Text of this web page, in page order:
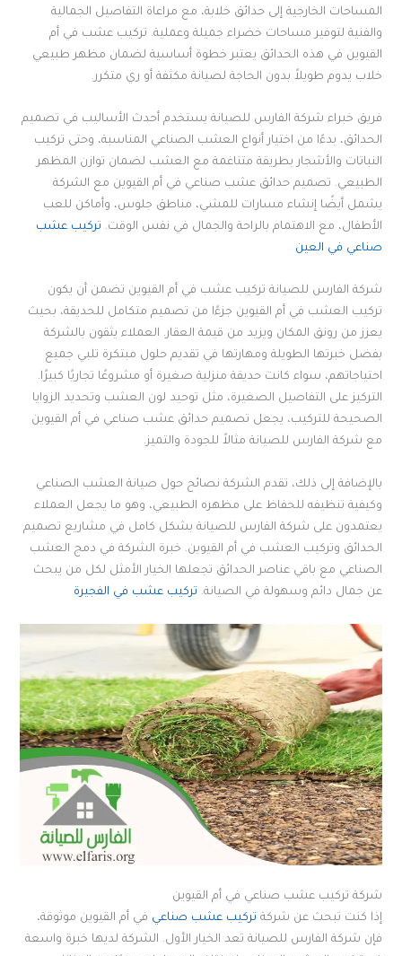
المساحات الخارجية إلى حدائق خلابة، مع مراعاة التفاصيل الجمالية
والفنية لتوفير مساحات خضراء جميلة وعملية. تركيب عشب في أم
القيوين في هذه الحدائق يعتبر خطوة أساسية لضمان مظهر طبيعي
خلاب يدوم طويلاً بدون الحاجة لصيانة مكثفة أو ري متكرر.
فريق خبراء شركة الفارس للصيانة يستخدم أحدث الأساليب في تصميم
الحدائق، بدءًا من اختيار أنواع العشب الصناعي المناسبة، وحتى تركيب
النباتات والأشجار بطريقة متناغمة مع العشب لضمان توازن المظهر
الطبيعي. تصميم حدائق عشب صناعي في أم القيوين مع الشركة
يشمل أيضًا إنشاء مسارات للمشي، مناطق جلوس، وأماكن للعب
الأطفال، مع الاهتمام بالراحة والجمال في نفس الوقت. تركيب عشب
صناعي في العين
شركة الفارس للصيانة تركيب عشب في أم القيوين تضمن أن يكون
تركيب العشب في أم القيوين جزءًا من تصميم متكامل للحديقة، بحيث
يعزز من رونق المكان ويزيد من قيمة العقار. العملاء يثقون بالشركة
بفضل خبرتها الطويلة ومهارتها في تقديم حلول مبتكرة تلبي جميع
احتياجاتهم، سواء كانت حديقة منزلية صغيرة أو مشروعًا تجاريًا كبيرًا.
التركيز على التفاصيل الصغيرة، مثل توحيد لون العشب وتحديد الزوايا
الصحيحة للتركيب، يجعل تصميم حدائق عشب صناعي في أم القيوين
مع شركة الفارس للصيانة مثالاً للجودة والتميز.
بالإضافة إلى ذلك، تقدم الشركة نصائح حول صيانة العشب الصناعي
وكيفية تنظيفه للحفاظ على مظهره الطبيعي، وهو ما يجعل العملاء
يعتمدون على شركة الفارس للصيانة بشكل كامل في مشاريع تصميم
الحدائق وتركيب العشب في أم القيوين. خبرة الشركة في دمج العشب
الصناعي مع باقي عناصر الحدائق تجعلها الخيار الأمثل لكل من يبحث
عن جمال دائم وسهولة في الصيانة. تركيب عشب في الفجيرة
شركة تركيب عشب صناعي في أم القيوين
إذا كنت تبحث عن شركة تركيب عشب صناعي في أم القيوين موثوقة،
فإن شركة الفارس للصيانة تعد الخيار الأول. الشركة لديها خبرة واسعة